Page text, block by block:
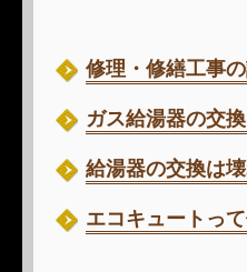
修理・修繕工事
ガス給湯器の交
給湯器の交換は
エコキュートっ